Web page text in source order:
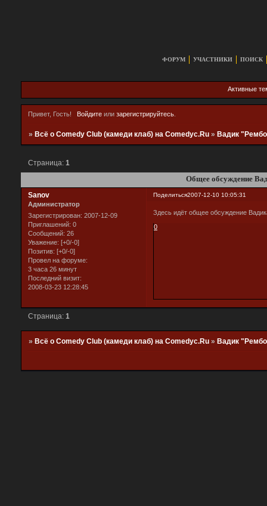
ФОРУМ УЧАСТНИКИ ПОИСК
Активные
Привет, Гость! Войдитеили зарегистрируйтесь.
»Всё о Comedy Club (камеди клаб) на Comedyc.Ru »Вадик
Общее обсуждение
Страница:1
Поделиться2007-12-10 10:05:31
Sanov
Администратор
Зарегистрирован: 2007-12-09
Приглашений: 0
Сообщений: 26
Уважение: [+0/-0]
Позитив: [+0/-0]
Провел на форуме:
3 часа 26 минут
Последний визит:
2008-03-23 12:28:45
Здесь идёт общее обсуждение
0
Страница:1
» Всё о Comedy Club (камеди клаб) на Comedyc.Ru » Вадик